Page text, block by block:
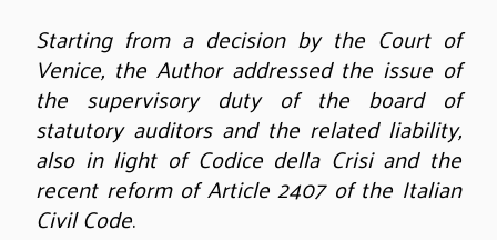
Starting from a decision by the Court of
Venice, the Author addressed the issue of
the supervisory duty of the board of
statutory auditors and the related liability,
also in light of Codice della Crisi and the
recent reform of Article 2407 of the Italian
Civil Code.